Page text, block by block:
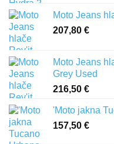
Moto Jeans
207,80 €
Moto Jeans
Grey Used
216,50 €
'Moto jakna
157,50 €